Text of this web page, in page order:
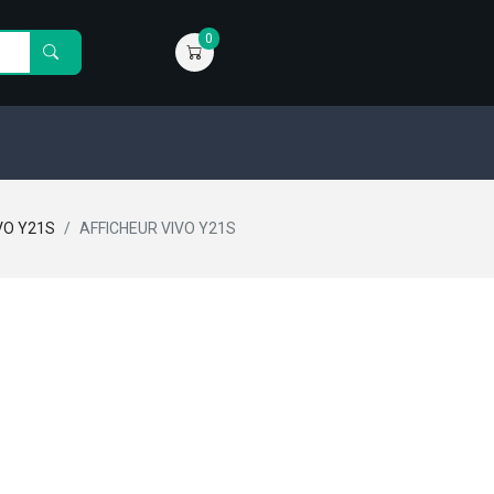
0
Y21S AFFICHEUR VIVO Y21S